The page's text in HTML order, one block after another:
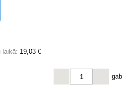
laikā: 19,03 €
gab